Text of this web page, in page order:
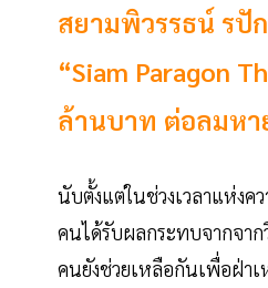
สยามพิวรรธน์ รปั
“Siam Paragon
ล้านบาท ต่อลมหา
นับตั้งแต่ในช่วงเวลาแห่งค
คนได้รับผลกระทบจากจาก
คนยังช่วยเหลือกันเพื่อฝ่า